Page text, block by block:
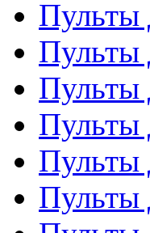
Пульты
Пульты
Пульты
Пульты
Пульты